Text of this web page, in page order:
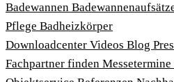
Badewannen
Pflege Badheizkörper
Download­center Videos Blog
Fachpartner finden Messetermine